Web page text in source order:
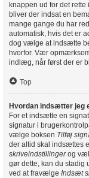
knappen ud for det
bliver der indsat en
mange gange du har
automatisk, hvis det er
dog vælge at indsætte
hvorfor. Vær
indlæg, når først der er
Top
Hvordan indsætter jeg
For et indsætte en
signatur i
vælge boksen Tilføj
der altid skal indsættes
skriveindstillingerog
gør dette, kan du stadig
ved at fravælge Indsæt